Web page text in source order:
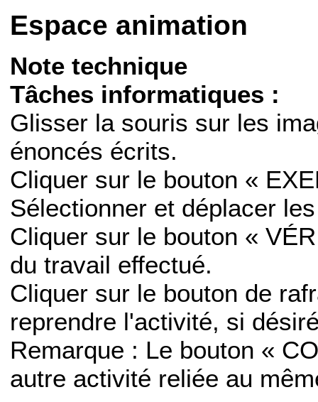
Espace animation
Note technique
Tâches informatiques :
Glisser la souris sur les
énoncés écrits.
Cliquer sur le bouton «
Sélectionner et déplacer
Cliquer sur le bouton «
du travail effectué.
Cliquer sur le bouton de
reprendre l'activité, si
Remarque : Le bouton «
autre activité reliée au